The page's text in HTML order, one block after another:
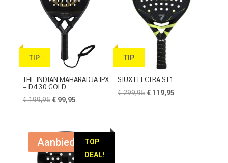
TIP
THE INDIAN MAHARADJA IPX
– D4.30 GOLD
€199,95 Oorspronkelijke
€ 199,95.
€99,95Huidige
€ 99,95.
TIP
SIUX ELECTRA ST1
€299,95Oorspronkelijke
€ 119,95
TOP
DEAL!
Aanbieding!